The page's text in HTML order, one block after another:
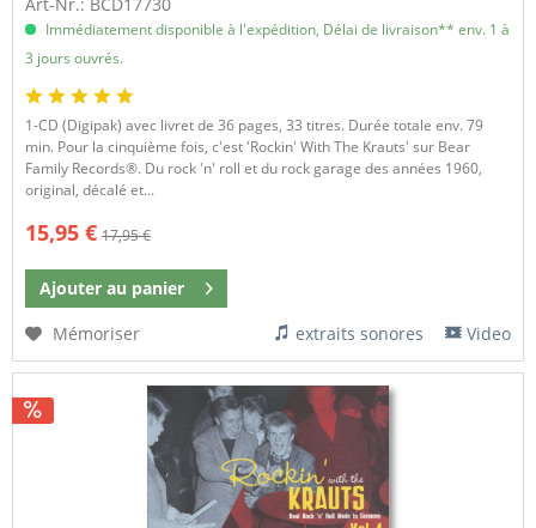
Immédiatement disponible à l'expédition, Délai de livraison** env. 1 à
3 jours ouvrés.
1-CD (Digipak) avec livret de 36 pages, 33 titres. Durée totale env. 79
min. Pour la cinquième fois, c'est 'Rockin' With The Krauts' sur Bear
Family Records®. Du rock 'n' roll et du rock garage des années 1960,
original, décalé et...
15,95 € 17,95 €
Ajouter au panier
Mémoriser
extraits sonores Video